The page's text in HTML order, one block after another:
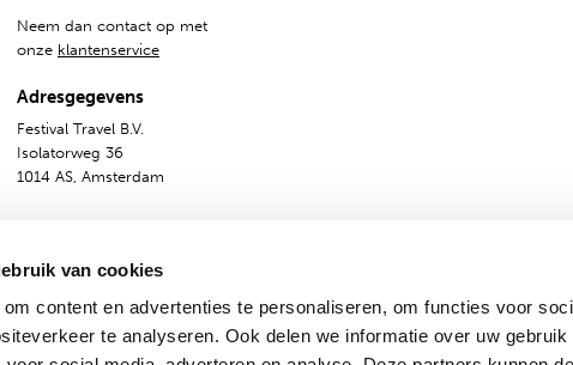
van cookies
content en advertenties te personaliseren, om functies voor
te analyseren. Ook delen we informatie over uw gebruik
Neem dan contact op met
onze klantenservice
Adresgegevens
Festival Travel B.V.
Isolatorweg 36
1014 AS, Amsterdam